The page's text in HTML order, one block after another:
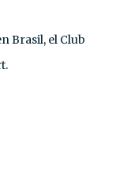
Brasil, el Club